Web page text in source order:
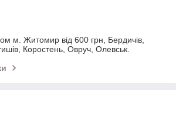
м. Житомир від 600 грн, Бердичів,
Коростень, Овруч, Олевськ.